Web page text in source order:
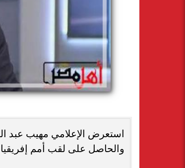
استعرض الإعلامي مهيب عبد
والحاصل على لقب أمم إفريقيا نحو 3 مرات، بشأن محمد صلاح كابتن منتخب